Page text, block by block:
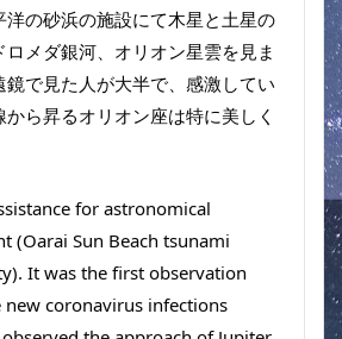
洋の砂浜の施設にて木星と土星の
メダ銀河、オリオン星雲を見ま
鏡で見た人が大半で、感激してい
から昇るオリオン座は特に美しく
for astronomical
(Oarai Sun Beach tsunami
It was the first observation
coronavirus infections